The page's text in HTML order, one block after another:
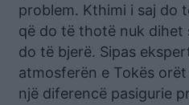
problem. Kthimi i saj do
që do të thotë nuk dihet
do të bjerë. Sipas
atmosferën e Tokës
një diferencë pasigurie